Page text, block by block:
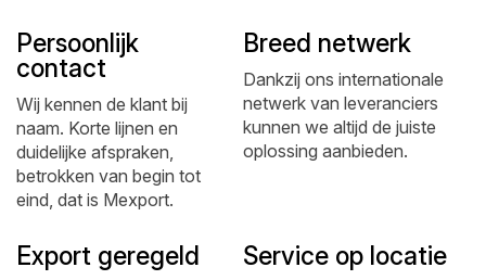
Persoonlijk
contact
Wij kennen de klant bij
naam. Korte lijnen en
duidelijke afspraken,
betrokken van begin tot
eind, dat is Mexport.
Breed netwerk
Dankzij ons internationale
netwerk van leveranciers
kunnen we altijd de juiste
oplossing aanbieden.
Export geregeld Service op locatie